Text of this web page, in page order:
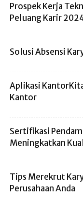
Prospek Kerja
Peluang Karir
Solusi Absensi
Aplikasi
Kantor
Sertifikasi
Meningkatkan
Tips Merekrut
Perusahaan Anda